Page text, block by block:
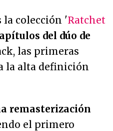
la colección 'Ratchet
del dúo de
las primeras
la alta definición
remasterización
el primero